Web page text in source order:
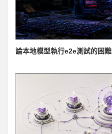
論本地模型執行e2e測試的困難